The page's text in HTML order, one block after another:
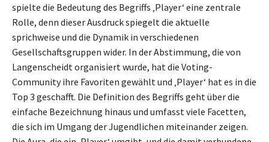
spielte die Bedeutung des Begriffs ‚Player‘ eine zentrale
Rolle, denn dieser Ausdruck spiegelt die aktuelle
sprichweise und die Dynamik in verschiedenen
Gesellschaftsgruppen wider. In der Abstimmung, die von
Langenscheidt organisiert wurde, hat die Voting-
Community ihre Favoriten gewählt und ‚Player‘ hat es in die
Top 3 geschafft. Die Definition des Begriffs geht über die
einfache Bezeichnung hinaus und umfasst viele Facetten,
die sich im Umgang der Jugendlichen miteinander zeigen.